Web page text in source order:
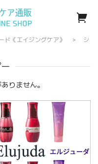
ド《エイジングケア》
シ
りません。